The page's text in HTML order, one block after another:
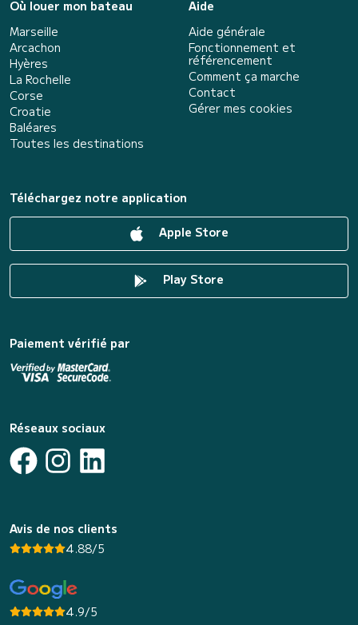
Où louer mon bateau
Marseille
Arcachon
Hyères
La Rochelle
Corse
Croatie
Baléares
Toutes les destinations
Aide
Aide générale
Fonctionnement et
référencement
Comment ça marche
Contact
Gérer mes cookies
Téléchargez notre application
Apple Store
Play Store
Paiement vérifié par
Réseaux sociaux
Avis de nos clients
4.88/5
4.9/5